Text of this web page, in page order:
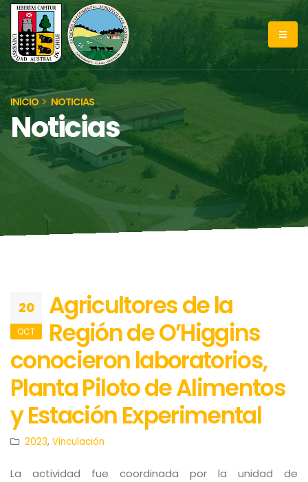
INICIO NOTICIAS
Noticias
20
OCT
Agricultores de la
Región de O’Higgins
conocieron laboratorios,
Planta Piloto de Alimentos
y Estación Experimental
2023, Vinculación
La actividad fue coordinada por la unidad de